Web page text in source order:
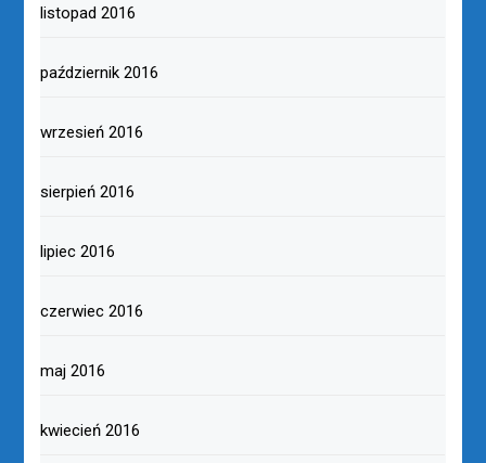
listopad 2016
październik 2016
wrzesień 2016
sierpień 2016
lipiec 2016
czerwiec 2016
maj 2016
kwiecień 2016